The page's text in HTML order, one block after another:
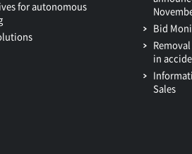
for autonomous
Bid
in
Sales